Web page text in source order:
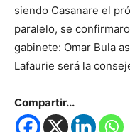
siendo Casanare el
paralelo, se
gabinete: Omar Bula
Lafaurie será la
Compartir...